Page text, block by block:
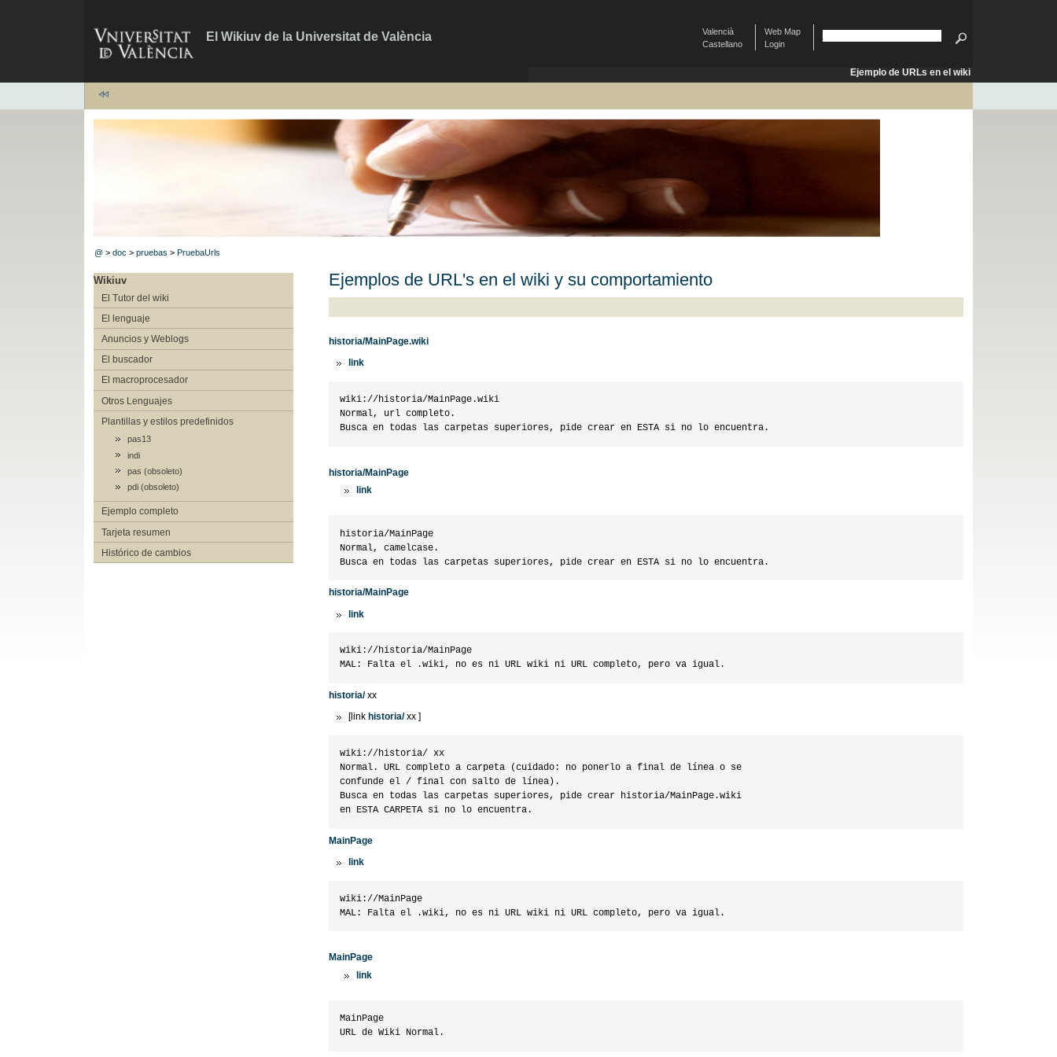
El Wikiuv de la Universitat de València
Web Map
Login
Valencià
Castellano
Ejemplo de URLs en el wiki
@ >doc >pruebas >PruebaUrls
Wikiuv
El Tutor del wiki
El lenguaje
Anuncios y Weblogs
El buscador
El macroprocesador
Otros Lenguajes
Plantillas y estilos predefinidos
pas13
indi
pas (obsoleto)
pdi (obsoleto)
Ejemplo completo
Tarjeta resumen
Histórico de cambios
Ejemplos de URL's en el wiki y su comportamiento
historia/MainPage.wiki
link
wiki://historia/MainPage.wiki
Normal, url completo.
historia/MainPage
link
historia/MainPage
Normal, camelcase.
historia/MainPage
link
wiki://historia/MainPage
historia/xx
[link historia/xx ]
wiki://historia/ xx
Normal. URL completo a carpeta (cuidado: no ponerlo a final de línea o se
confunde el / final con salto de línea).
Busca en todas las carpetas superiores, pide crear historia/MainPage.wiki
MainPage
link
wiki://MainPage
MainPage
link
MainPage